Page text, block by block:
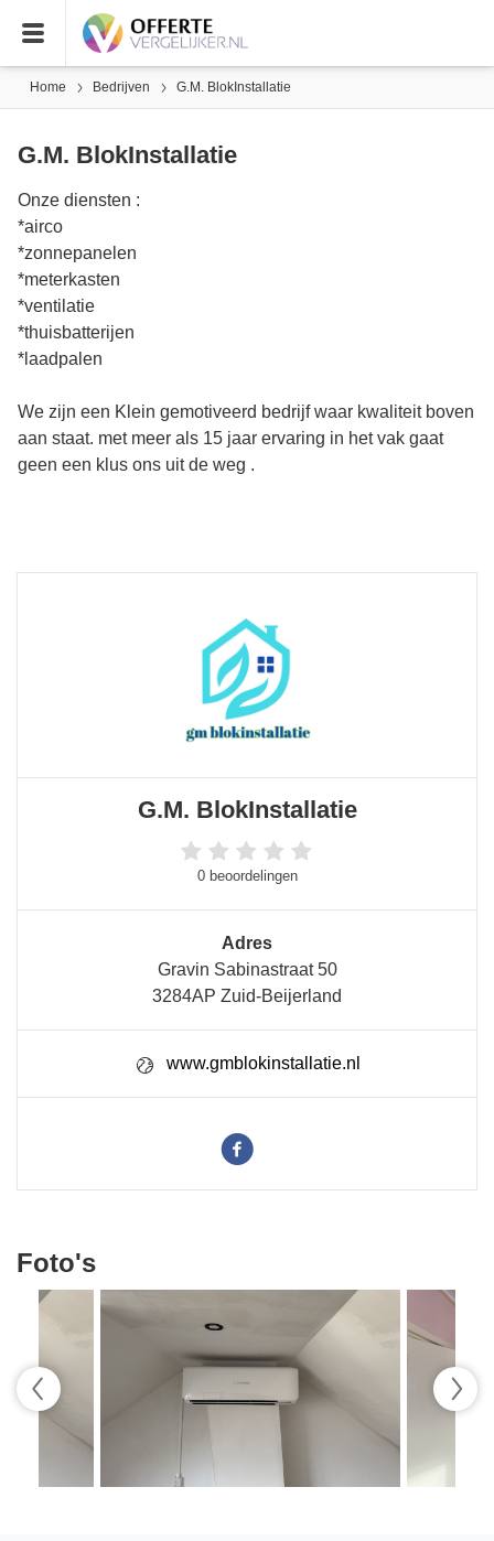
Home Bedrijven G.M. BlokInstallatie
G.M. BlokInstallatie
Onze diensten :
*airco
*zonnepanelen
*meterkasten
*ventilatie
*thuisbatterijen
*laadpalen
We zijn een Klein gemotiveerd bedrijf waar kwaliteit boven
aan staat. met meer als 15 jaar ervaring in het vak gaat
geen een klus ons uit de weg .
G.M. BlokInstallatie
0 beoordelingen
Adres
Gravin Sabinastraat 50
3284AP Zuid-Beijerland
www.gmblokinstallatie.nl
Foto's